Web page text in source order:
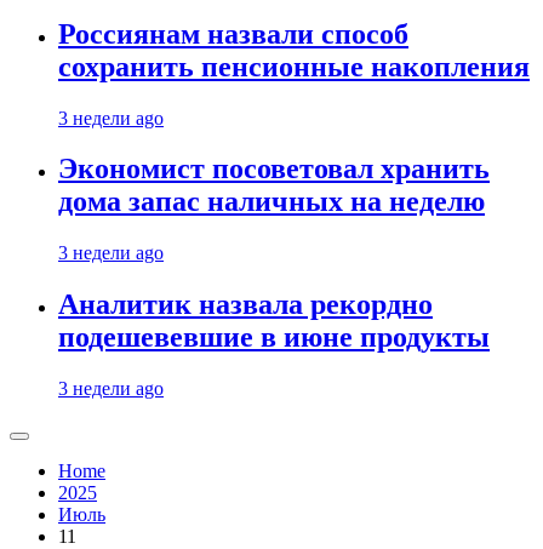
Россиянам назвали способ
сохранить пенсионные накопления
3 недели ago
Экономист посоветовал хранить
дома запас наличных на неделю
3 недели ago
Аналитик назвала рекордно
подешевевшие в июне продукты
3 недели ago
Home
2025
Июль
11